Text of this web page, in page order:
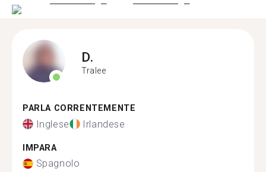
D.
Tralee
PARLA CORRENTEMENTE
Inglese Irlandese
IMPARA
Spagnolo